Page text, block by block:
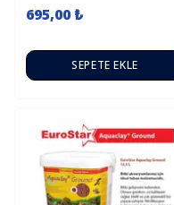
695,00 ₺
SEPETE EKLE